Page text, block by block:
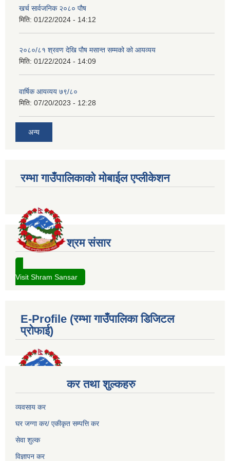
खर्च सार्वजनिक २०८० पौष
मिति: 01/22/2024 - 14:12
२०८०/८१ श्रवण देखि पौष मसान्त सम्मको को आयव्यय
मिति: 01/22/2024 - 14:09
वार्षिक आयव्यय ७९/८०
मिति: 07/20/2023 - 12:28
अन्य
रम्भा गाउँपालिकाको मोबाईल एप्लीकेशन
श्रम संसार
Visit Shram Sansar
E-Profile (रम्भा गाउँपालिका डिजिटल
प्रोफाई)
कर तथा शुल्कहरु
व्यवसाय कर
घर जग्गा कर/ एकीकृत सम्पत्ति कर
सेवा शुल्क
विज्ञापन कर